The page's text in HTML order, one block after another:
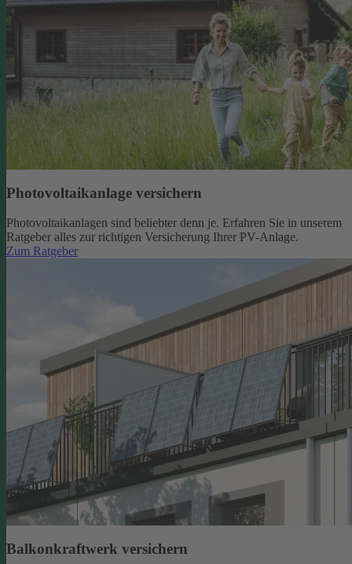
Photovoltaikanlage versichern
Photovoltaikanlagen sind beliebter denn je. Erfahren Sie in unserem
Ratgeber alles zur richtigen Versicherung Ihrer PV-Anlage.
Zum Ratgeber
Balkonkraftwerk versichern